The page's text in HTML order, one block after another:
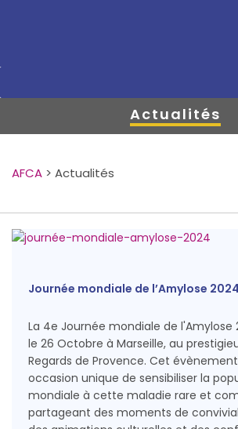
Actualités
AFCA > Actualités
Journée mondiale de l’Amylose 2024
La 4e Journée mondiale de l'Amylose
le 26 Octobre à Marseille, au
Regards de Provence. Cet
occasion unique de sensibiliser la
mondiale à cette maladie rare et
partageant des moments de